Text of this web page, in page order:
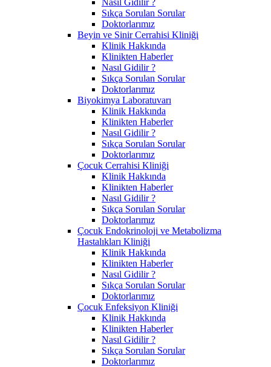
Sıkça Sorulan Sorular
Doktorlarımız
Beyin ve Sinir Cerrahisi Kliniği
Klinik Hakkında
Klinikten Haberler
Nasıl Gidilir ?
Sıkça Sorulan Sorular
Doktorlarımız
Biyokimya Laboratuvarı
Klinik Hakkında
Klinikten Haberler
Nasıl Gidilir ?
Sıkça Sorulan Sorular
Doktorlarımız
Çocuk Cerrahisi Kliniği
Klinik Hakkında
Klinikten Haberler
Nasıl Gidilir ?
Sıkça Sorulan Sorular
Doktorlarımız
Çocuk Endokrinoloji ve Metabolizma
Hastalıkları Kliniği
Klinik Hakkında
Klinikten Haberler
Nasıl Gidilir ?
Sıkça Sorulan Sorular
Doktorlarımız
Çocuk Enfeksiyon Kliniği
Klinik Hakkında
Klinikten Haberler
Nasıl Gidilir ?
Sıkça Sorulan Sorular
Doktorlarımız